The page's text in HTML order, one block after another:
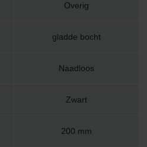
Overig
gladde bocht
Naadloos
Zwart
200 mm